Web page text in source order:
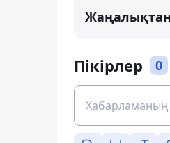
Пікірлер 0